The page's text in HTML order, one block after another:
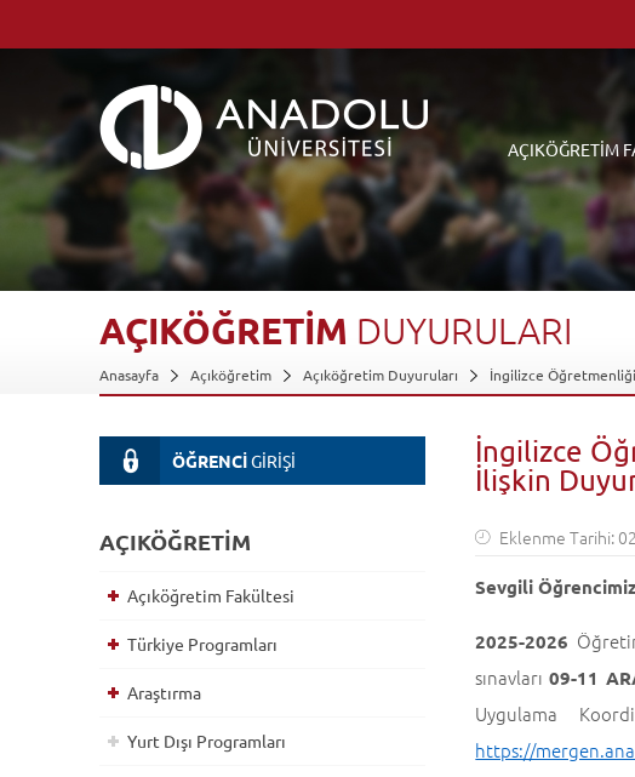
AÇIKÖĞRETİM
AÇIKÖĞRETİM DUYURULARI
Anasayfa Açıköğretim Açıköğretim Duyuruları İngilizce Öğretmenliği
İngilizce
İlişkin
Eklenme Tarihi:
Sevgili
2025-2026
sınavları09-11
Uygulama
https://
ÖĞRENCİGİRİŞİ
AÇIKÖĞRETİM
Açıköğretim Fakültesi
Türkiye Programları
Araştırma
Yurt Dışı Programları